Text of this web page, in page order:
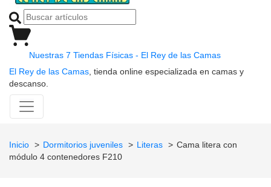
Nuestras 7 Tiendas Físicas - El Rey de las Camas
El Rey de las Camas , tienda online especializada en camas y
descanso.
Inicio Dormitorios juveniles Literas
Cama litera con
módulo 4 contenedores F210